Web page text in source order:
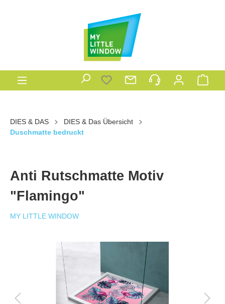
DIES & DAS
DIES & Das Übersicht
Duschmatte bedruckt
Anti Rutschmatte Motiv
"Flamingo"
MY LITTLE WINDOW